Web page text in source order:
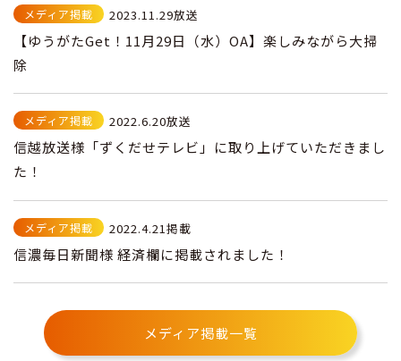
メディア掲載 2023.11.29放送
【ゆうがたGet！11月29日（水）OA】楽しみながら大掃
除
メディア掲載 2022.6.20放送
信越放送様「ずくだせテレビ」に取り上げていただきまし
た！
メディア掲載 2022.4.21掲載
信濃毎日新聞様 経済欄に掲載されました！
メディア掲載一覧